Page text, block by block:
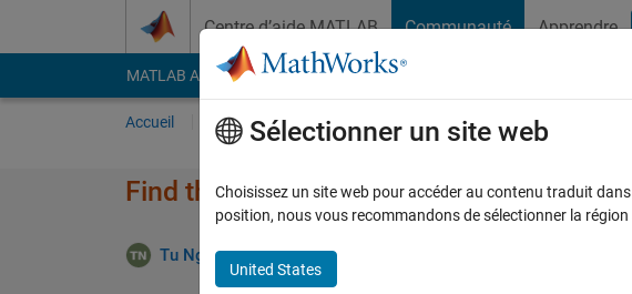
Centre d’aide MATLAB Communauté Apprendre
MATLAB Answers File Exchange Cody
Accueil Poser une question Parcourir
Find the bandwidth of a signal
Tu Nguyen 4 Mar 2022
Sélectionner un site web
Choisissez un site web pour accéder au contenu traduit
position, nous vous recommandons de sélectionner la région
United States